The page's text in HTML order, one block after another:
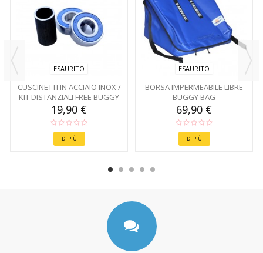
ESAURITO
CUSCINETTI IN ACCIAIO INOX /
KIT DISTANZIALI FREE BUGGY
19,90 €
DI PIÙ
ESAURITO
BORSA IMPERMEABILE LIBRE
BUGGY BAG
69,90 €
DI PIÙ